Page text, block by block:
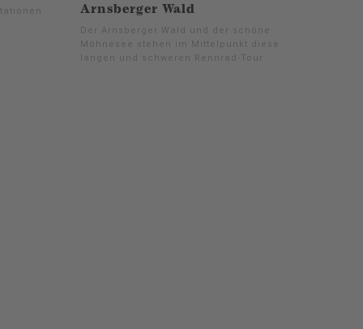
Arnsberger Wald
Der Arnsberger Wald und der schöne
Möhnesee stehen im Mittelpunkt dieser
langen und schweren Rennrad-Tour